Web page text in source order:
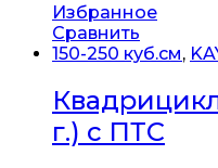
Избранное
Сравнить
150-250 куб.см,
г.) c ПТС